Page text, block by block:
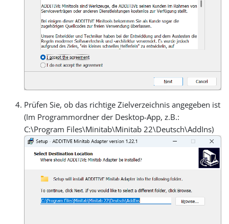
Prüfen Sie, ob das richtige Zielverzeichnis angegeben ist
(Im Programmordner der Desktop-App, z.B.:
C:\Program Files\Minitab\Minitab 22\Deutsch\AddIns)